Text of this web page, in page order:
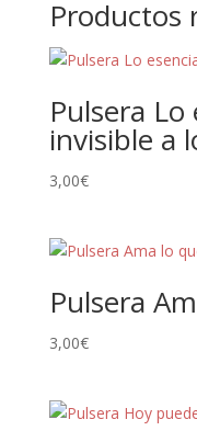
Productos
Pulsera Lo
invisible a
3,00€
Pulsera
3,00€